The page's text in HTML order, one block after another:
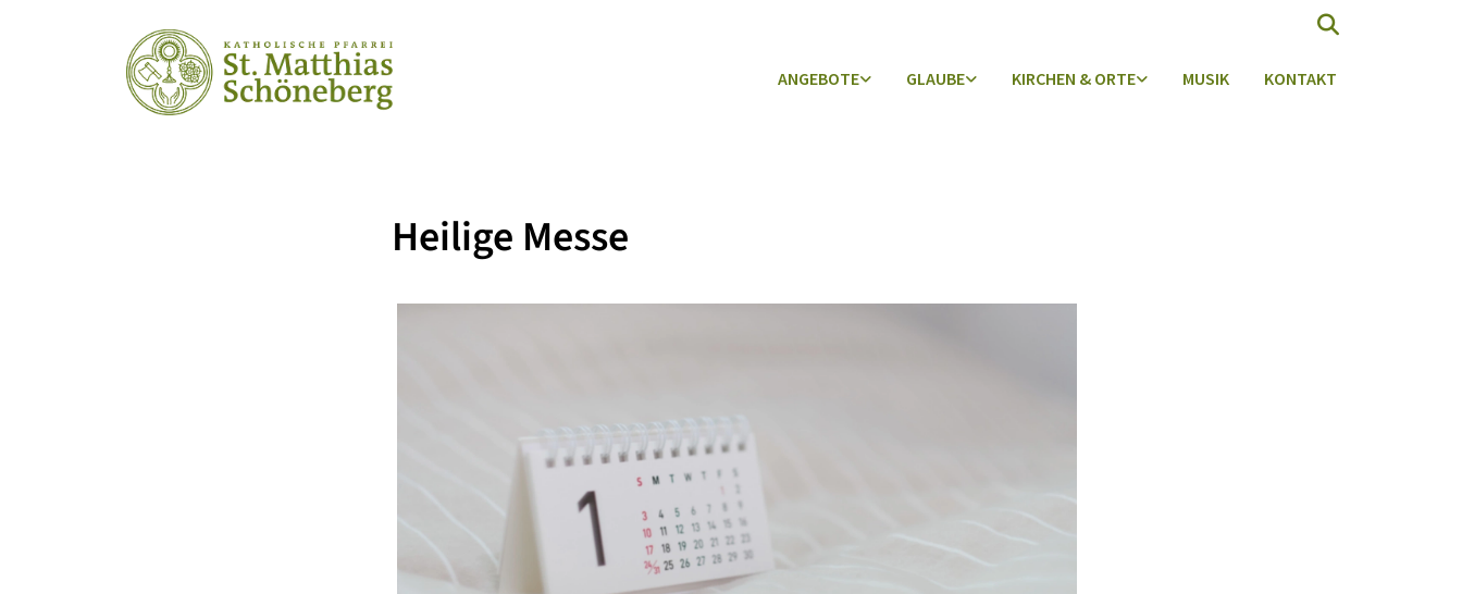
ANGEBOTE GLAUBE KIRCHEN & ORTE MUSIK KONTAKT
Heilige Messe